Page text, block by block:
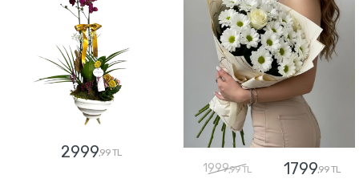
2999,99 TL
1999,99 TL 1799,99 TL